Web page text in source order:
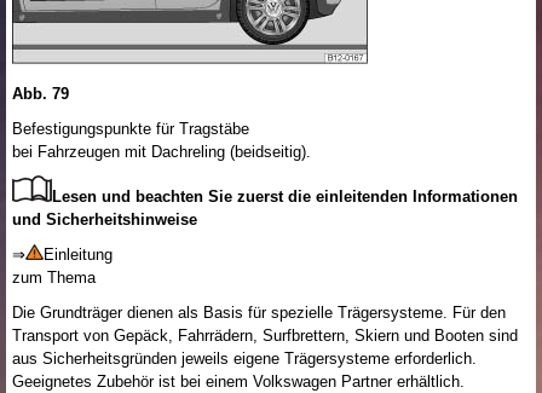
Abb. 79
Befestigungspunkte für Tragstäbe
bei Fahrzeugen mit Dachreling (beidseitig).
Lesen und beachten Sie zuerst die einleitenden Informationen
und Sicherheitshinweise
⇒
Einleitung
zum Thema
Die Grundträger dienen als Basis für spezielle Trägersysteme. Für den
Transport von Gepäck, Fahrrädern, Surfbrettern, Skiern und Booten sind
aus Sicherheitsgründen jeweils eigene Trägersysteme erforderlich.
Geeignetes Zubehör ist bei einem Volkswagen Partner erhältlich.